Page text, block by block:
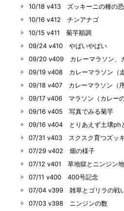
10/18 v413 ズッキーニの種の
10/16 v412 チンアナゴ
10/15 v411 菊芋順調
09/24 v410 やばいやばい
09/20 v409 カレーマラソン、
09/19 v408 カレーマラソン（走
09/18 v407 カレーマラソン（序
09/17 v406 マラソン（カレーの
09/16 v405 写真でみる菊芋
09/16 v404 とりあえず土壌ph
07/31 v403 スクスク育つズッ
07/29 v402 畑の様子
07/12 v401 草地獄とニンジン
07/11 v400 400号記念
07/04 v399 雑草とゴリラの戦
07/03 v398 ニンジンの数